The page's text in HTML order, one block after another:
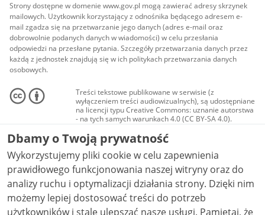
Strony dostępne w domenie www.gov.pl mogą zawierać adresy skrzynek
mailowych. Użytkownik korzystający z odnośnika będącego adresem e-
mail zgadza się na przetwarzanie jego danych (adres e-mail oraz
dobrowolnie podanych danych w wiadomości) w celu przesłania
odpowiedzi na przesłane pytania. Szczegóły przetwarzania danych przez
każdą z jednostek znajdują się w ich politykach przetwarzania danych
osobowych.
Treści tekstowe publikowane w serwisie (z
wyłączeniem treści audiowizualnych), są udostępniane
na licencji typu Creative Commons: uznanie autorstwa
- na tych samych warunkach 4.0 (CC BY-SA 4.0).
Materiały audiowizualne, w tym zdjęcia, materiały
audio i wideo, są udostępniane na licencji typu
Creative Commons: uznanie autorstwa użycie
niekomercyjne - bez utworów zależnych 4.0 (CC BY-
NC-ND 4.0), o ile nie jest to stwierdzone inaczej.
Dbamy o Twoją prywatność
Wykorzystujemy pliki cookie w celu zapewnienia
prawidłowego funkcjonowania naszej witryny oraz do
analizy ruchu i optymalizacji działania strony. Dzięki nim
możemy lepiej dostosować treści do potrzeb
użytkowników i stale ulepszać nasze usługi. Pamiętaj, że